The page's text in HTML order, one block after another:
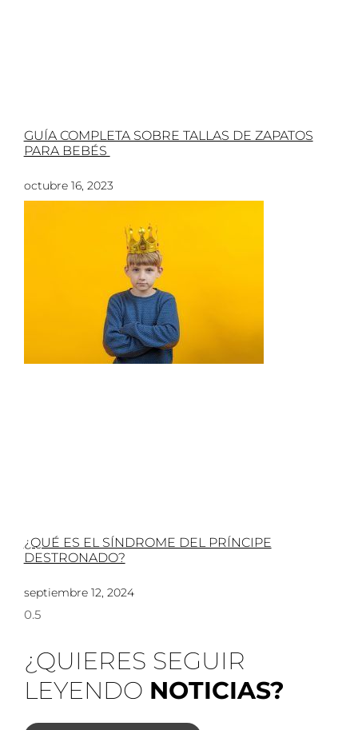
GUÍA COMPLETA SOBRE TALLAS DE ZAPATOS
PARA BEBÉS
octubre 16, 2023
¿QUÉ ES EL SÍNDROME DEL PRÍNCIPE
DESTRONADO?
septiembre 12, 2024
¿QUIERES SEGUIR
LEYENDO NOTICIAS?